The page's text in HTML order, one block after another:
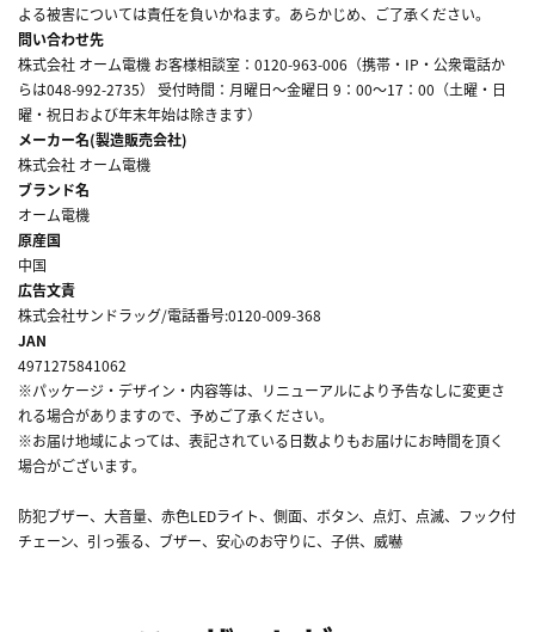
よる被害については責任を負いかねます。あらかじめ、ご了承ください。
問い合わせ先
株式会社 オーム電機 お客様相談室：0120-963-006（携帯・IP・公衆電話か
らは048-992-2735） 受付時間：月曜日～金曜日 9：00～17：00（土曜・日
曜・祝日および年末年始は除きます）
メーカー名(製造販売会社)
株式会社 オーム電機
ブランド名
オーム電機
原産国
中国
広告文責
株式会社サンドラッグ/電話番号:0120-009-368
JAN
4971275841062
※パッケージ・デザイン・内容等は、リニューアルにより予告なしに変更さ
れる場合がありますので、予めご了承ください。
※お届け地域によっては、表記されている日数よりもお届けにお時間を頂く
場合がございます。
防犯ブザー、大音量、赤色LEDライト、側面、ボタン、点灯、点滅、フック付
チェーン、引っ張る、ブザー、安心のお守りに、子供、威嚇